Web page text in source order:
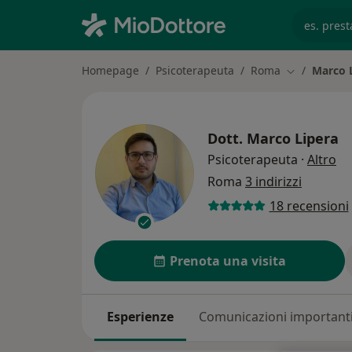
Homepage Psicoterapeuta Roma Cambia città
Marco
Dott. Marco Lipera
Psicoterapeuta · Altro
Roma 3 indirizzi
18 recensioni
Prenota una visita
Esperienze Comunicazioni importanti